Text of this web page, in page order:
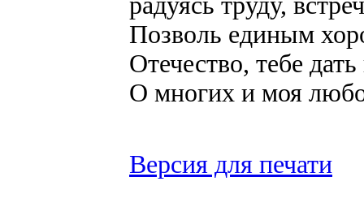
Позволь единым
Отечество, тебе
О многих и моя
Версия для печати